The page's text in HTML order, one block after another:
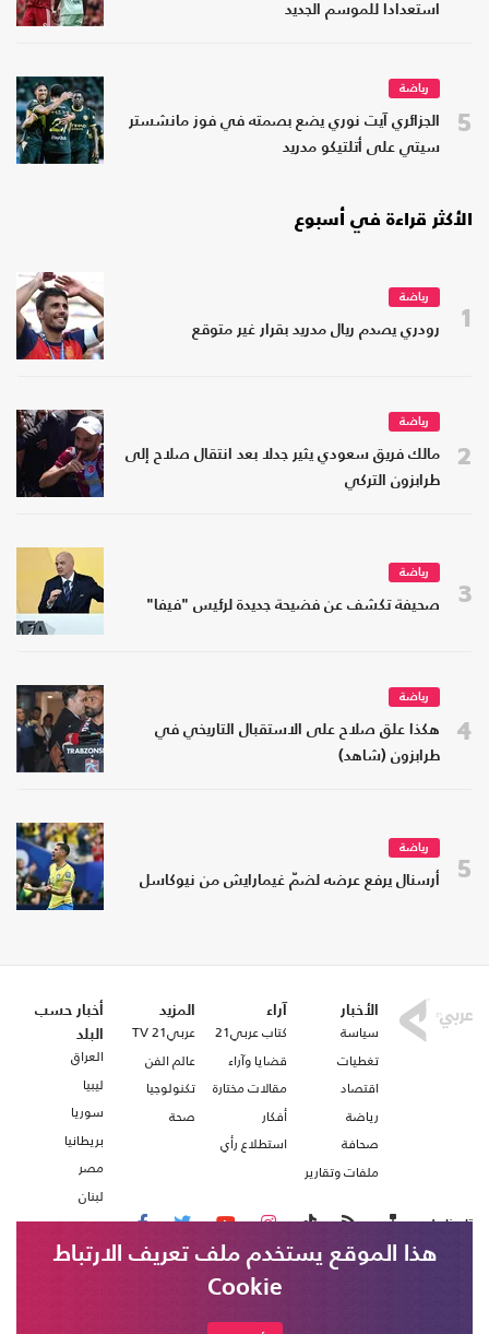
استعدادا للموسم الجديد
5
رياضة
الجزائري آيت نوري يضع بصمته في فوز مانشستر
سيتي على أتلتيكو مدريد
الأكثر قراءة في أسبوع
1
رياضة
رودري يصدم ريال مدريد بقرار غير متوقع
2
رياضة
مالك فريق سعودي يثير جدلا بعد انتقال صلاح إلى
طرابزون التركي
3
رياضة
صحيفة تكشف عن فضيحة جديدة لرئيس "فيفا"
4
رياضة
هكذا علق صلاح على الاستقبال التاريخي في
طرابزون (شاهد)
5
رياضة
أرسنال يرفع عرضه لضمّ غيمارايش من نيوكاسل
الأخبار
سياسة
تغطيات
اقتصاد
رياضة
صحافة
ملفات وتقارير
آراء
كتاب عربي21
قضايا وآراء
مقالات مختارة
أفكار
استطلاع رأي
المزيد
عربي21 TV
عالم الفن
تكنولوجيا
صحة
أخبار حسب
البلد
العراق
ليبيا
سوريا
بريطانيا
مصر
لبنان
تابعنا على
هذا الموقع يستخدم ملف تعريف الارتباط
Cookie